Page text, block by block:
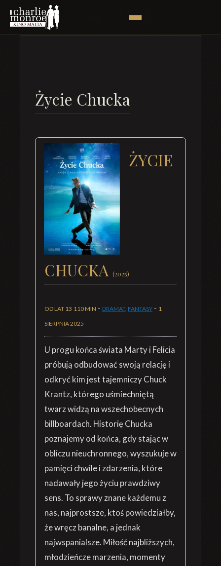
Życie Chucka
ŻYCIE
CHUCKA (2025)
OD LAT 13 110 MIN - DRAMAT, FANTASY - 1
SIERPNIA 2025
U progu końca świata Marty i Felicia
próbują odbudować swoją relację i
odkryć kim jest tajemniczy Chuck
Krantz, którego uśmiechniętą
twarz widzą na wszechobecnych
billboardach. Historię Chucka
poznajemy od końca, gdy stając w
obliczu nieuchronnego, wyszukuje w
pamięci chwile i zdarzenia, które
nadawały jego życiu prawdziwy
sens. To sprawy znane każdemu z
nas, najprostsze, ktoś powiedziałby,
że wręcz banalne, a jednak
najwspanialsze. Miłość najbliższych,
młodzieńcze marzenia, momenty